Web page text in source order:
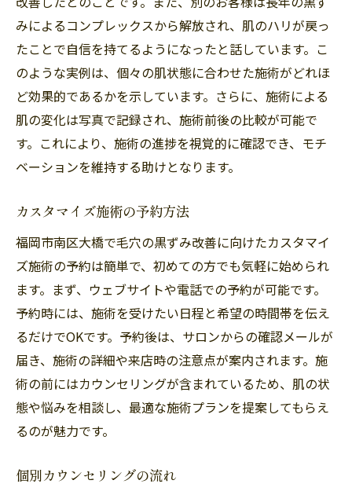
みによるコンプレックスから解放され、肌のハリが戻っ
たことで自信を持てるようになったと話しています。こ
のような実例は、個々の肌状態に合わせた施術がどれほ
ど効果的であるかを示しています。さらに、施術による
肌の変化は写真で記録され、施術前後の比較が可能で
す。これにより、施術の進捗を視覚的に確認でき、モチ
ベーションを維持する助けとなります。
カスタマイズ施術の予約方法
福岡市南区大橋で毛穴の黒ずみ改善に向けたカスタマイ
ズ施術の予約は簡単で、初めての方でも気軽に始められ
ます。まず、ウェブサイトや電話での予約が可能です。
予約時には、施術を受けたい日程と希望の時間帯を伝え
るだけでOKです。予約後は、サロンからの確認メールが
届き、施術の詳細や来店時の注意点が案内されます。施
術の前にはカウンセリングが含まれているため、肌の状
態や悩みを相談し、最適な施術プランを提案してもらえ
るのが魅力です。
個別カウンセリングの流れ